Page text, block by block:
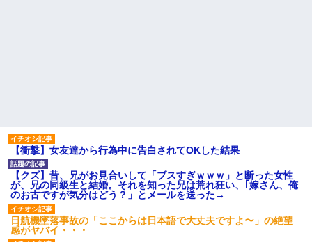
【衝撃】女友達から行為中に告白されてOKした結果
【クズ】昔、兄がお見合いして「ブスすぎｗｗｗ」と断った女性
が、兄の同級生と結婚。それを知った兄は荒れ狂い、｢嫁さん、俺
のお古ですが気分はどう？」とメールを送った→
日航機墜落事故の「ここからは日本語で大丈夫ですよ〜」の絶望
感がヤバイ・・・